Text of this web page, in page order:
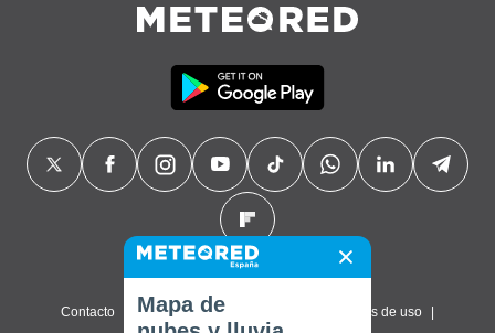
Contacto Sobre nosotros Términos de uso
Mapa de